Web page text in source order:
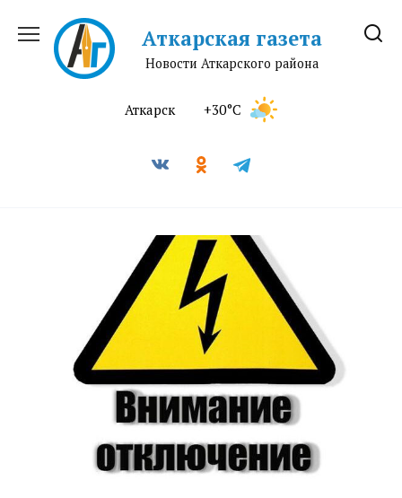
содержанию
Аткарская газета
Новости Аткарского района
Аткарск +30°C